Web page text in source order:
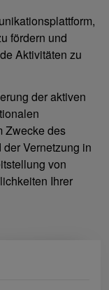
fördern und
Aktivitäten zu
der aktiven
Zwecke des
Vernetzung in
von
Ihrer